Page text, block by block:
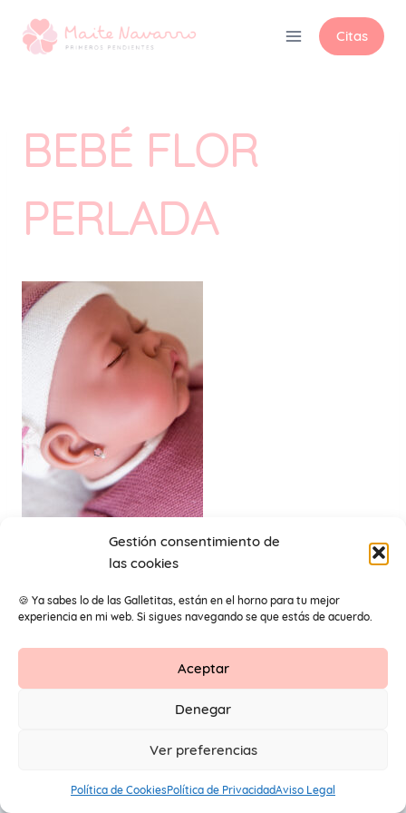
Gestión consentimiento de
las cookies
🍪 Ya sabes lo de las Galletitas, están en el horno para tu mejor
experiencia en mi web. Si sigues navegando se que estás de acuerdo.
Aceptar
Denegar
Ver preferencias
Política de CookiesPolítica de PrivacidadAviso Legal
Citas
BEBÉ FLOR
PERLADA
BEBÉ FLOR PERLADA 6
Aviso Legal Protección de datos
© 2026 Primeros Pendientes by Maite Navarro. Todos los
derechos reservados.